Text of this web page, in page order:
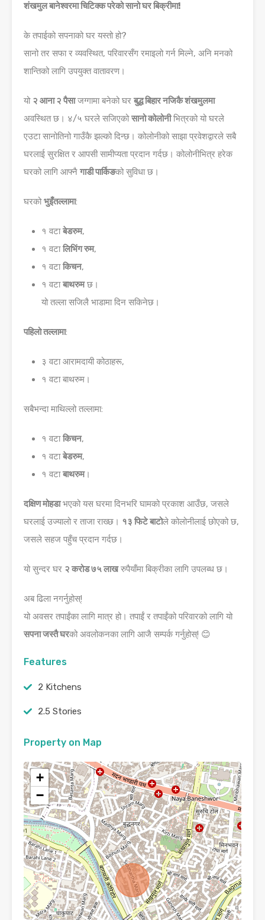
शंखमुल बानेश्वरमा चिटिक्क परेको सानो घर बिक्रीमा!
के तपाईको सपनाको घर यस्तो हो?
सानो तर सफा र व्यवस्थित, परिवारसँग रमाइलो गर्न मिल्ने, अनि मनको
शान्तिको लागि उपयुक्त वातावरण।
यो २ आना २ पैसाजग्गामा बनेको घर बुद्ध बिहार नजिकै शंखमुलमा
अवस्थित छ। ४/५ घरले सजिएकोसानो कोलोनीभित्रको यो घरले
एउटा सानोतिनो गाउँकै झल्को दिन्छ। कोलोनीको साझा प्रवेशद्वारले सबै
घरलाई सुरक्षित र आपसी सामीप्यता प्रदान गर्दछ। कोलोनीभित्र हरेक
घरको लागि आफ्नै गाडी पार्किङको सुविधा छ।
घरकोभुइँतल्लामा:
१ वटाबेडरुम,
१ वटालिभिंग रुम,
१ वटाकिचन,
१ वटाबाथरुमछ।
यो तल्ला सजिलै भाडामा दिन सकिनेछ।
पहिलो तल्लामा:
३ वटा आरामदायी कोठाहरू,
१ वटा बाथरुम।
सबैभन्दा माथिल्लो तल्लामा:
१ वटाकिचन,
१ वटाबेडरुम,
१ वटाबाथरुम।
दक्षिण मोहडाभएको यस घरमा दिनभरि घामको प्रकाश आउँछ, जसले
घरलाई उज्यालो र ताजा राख्छ। १३ फिटे बाटोले कोलोनीलाई छोएको छ,
जसले सहज पहुँच प्रदान गर्दछ।
यो सुन्दर घर २ करोड ७५ लाखरुपैयाँमा बिक्रीका लागि उपलब्ध छ।
अब ढिला नगर्नुहोस्!
यो अवसर तपाईंका लागि मात्र हो। तपाईं र तपाईंको परिवारको लागि यो
सपना जस्तै घरको अवलोकनका लागि आजै सम्पर्क गर्नुहोस्! 😊
Features
2 Kitchens
2.5 Stories
Property on Map
+
−